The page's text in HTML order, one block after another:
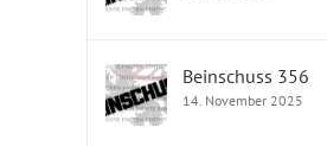
Beinschuss 356
14. November 2025